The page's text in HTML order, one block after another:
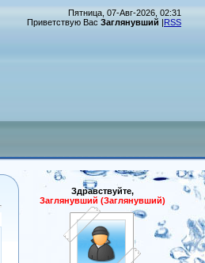
Пятница, 07-Авг-2026, 02:31
Приветствую Вас Заглянувший |RSS
Здравствуйте,
Заглянувший (Заглянувший)